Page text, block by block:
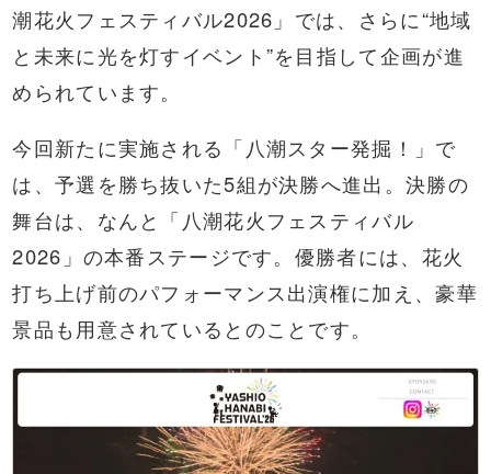
潮花火フェスティバル2026」では、さらに“地域
と未来に光を灯すイベント”を目指して企画が進
められています。
今回新たに実施される「八潮スター発掘！」で
は、予選を勝ち抜いた5組が決勝へ進出。決勝の
舞台は、なんと「八潮花火フェスティバル
2026」の本番ステージです。優勝者には、花火
打ち上げ前のパフォーマンス出演権に加え、豪華
景品も用意されているとのことです。